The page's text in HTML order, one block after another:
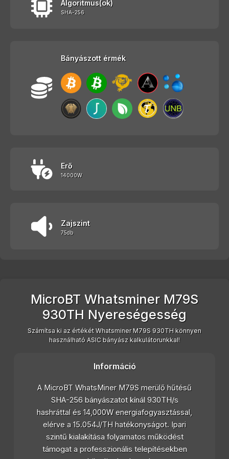
Algoritmus(ok)
SHA-256
Bányászott érmék
Erő
14000W
Zajszint
75db
MicroBT Whatsminer M79S
930TH Nyereségesség
Számítsa ki az értékét Whatsminer M79S 930TH könnyen
használható ASIC bányász kalkulátorunkkal!
Információ
A MicroBT WhatsMiner M79S merülő hűtésű
SHA-256 bányászatot kínál 930TH/s
hashráttal és 14,000W energiafogyasztással,
elérve a 15.054J/TH hatékonyságot. Ipari
szintű kialakítása folyamatos működést
támogat a professzionális telepítésekben